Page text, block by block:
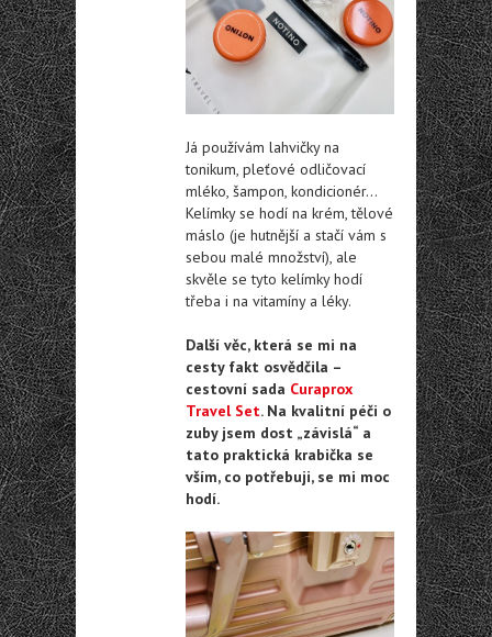
Já používám lahvičky na
tonikum, pleťové odličovací
mléko, šampon, kondicionér…
Kelímky se hodí na krém, tělové
máslo (je hutnější a stačí vám s
sebou malé množství), ale
skvěle se tyto kelímky hodí
třeba i na vitamíny a léky.
Další věc, která se mi na
cesty fakt osvědčila –
cestovní sada Curaprox
Travel Set. Na kvalitní péči o
zuby jsem dost „závislá“ a
tato praktická krabička se
vším, co potřebuji, se mi moc
hodí.